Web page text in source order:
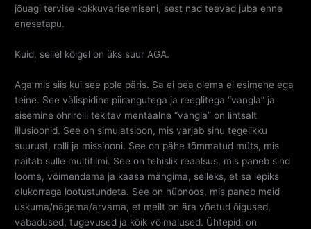
jõuagi tervise kokkuvarisemiseni, sest nad teevad juba enne
enesetapu.
Kuid, sellel kõigel on üks suur AGA.
Aga mis siis kui see pole päris. Sa ei pea olema ei esimene ega
teine. See välispidine piirangutega ja reeglitega “vangla” ja
sisemine ohrirolli tekitav mentaalne “vangla” on lihtsalt
illusioonid. See on simulatsioon, mis varjab sinu tegelikku
suurust, rolli ja missiooni. See on pähe tõmmatud müts, mis
näitab sulle multifilmi. See on tehislik reaalsus, mis paneb sind
looma, võimendama ja kaasa mängima, selleks, et sa lepiks
olukorraga lootustundeta. See on hüpnoos, mis paneb meid
uskuma/nägema/arvama, et meilt on ära võetud õigused,
vabadused, tugevused ja kõik võimalused. Ühtepidi on